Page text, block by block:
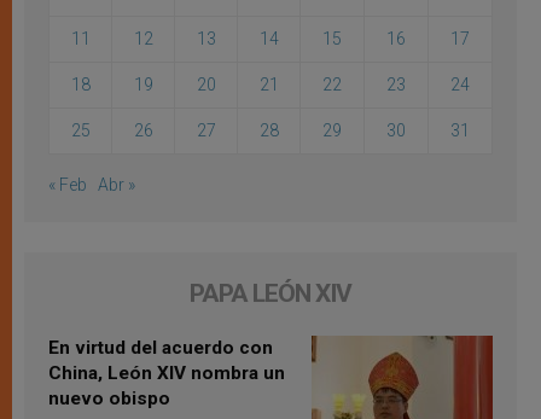
11 12 13 14 15 16 17
18 19 20 21 22 23 24
25 26 27 28 29 30 31
« Feb Abr »
PAPA LEÓN XIV
En virtud del acuerdo con
China, León XIV nombra un
nuevo obispo